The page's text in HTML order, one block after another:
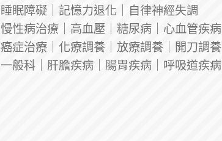
睡眠障礙｜記憶力退化｜自律神經失調
慢性病治療｜高血壓｜糖尿病｜心血管疾病
癌症治療｜化療調養｜放療調養｜開刀調養
一般科｜肝膽疾病｜腸胃疾病｜呼吸道疾病